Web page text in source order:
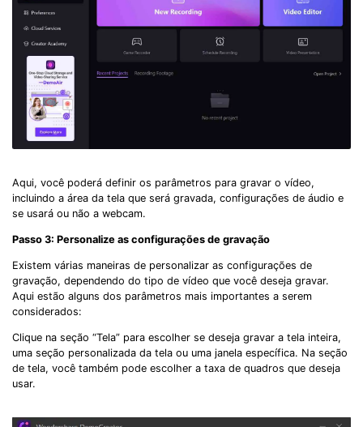
Aqui, você poderá definir os parâmetros para gravar o vídeo,
incluindo a área da tela que será gravada, configurações de áudio e
se usará ou não a webcam.
Passo 3: Personalize as configurações de gravação
Existem várias maneiras de personalizar as configurações de
gravação, dependendo do tipo de vídeo que você deseja gravar.
Aqui estão alguns dos parâmetros mais importantes a serem
considerados:
Clique na seção “Tela” para escolher se deseja gravar a tela inteira,
uma seção personalizada da tela ou uma janela específica. Na seção
de tela, você também pode escolher a taxa de quadros que deseja
usar.